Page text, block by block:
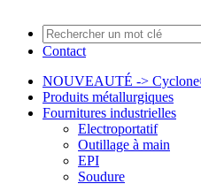
Contact
NOUVEAUTÉ ->
Produits métallurgiques
Fournitures industrielles
Electroportatif
Outillage à main
EPI
Soudure